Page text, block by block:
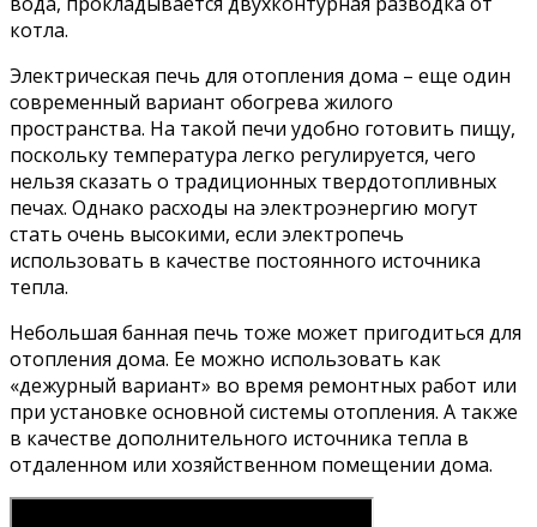
котла.
Электрическая печь для отопления дома – еще один
современный вариант обогрева жилого
пространства. На такой печи удобно готовить пищу,
поскольку температура легко регулируется, чего
нельзя сказать о традиционных твердотопливных
печах. Однако расходы на электроэнергию могут
стать очень высокими, если электропечь
использовать в качестве постоянного источника
тепла.
Небольшая банная печь тоже может пригодиться для
отопления дома. Ее можно использовать как
«дежурный вариант» во время ремонтных работ или
при установке основной системы отопления. А также
в качестве дополнительного источника тепла в
отдаленном или хозяйственном помещении дома.